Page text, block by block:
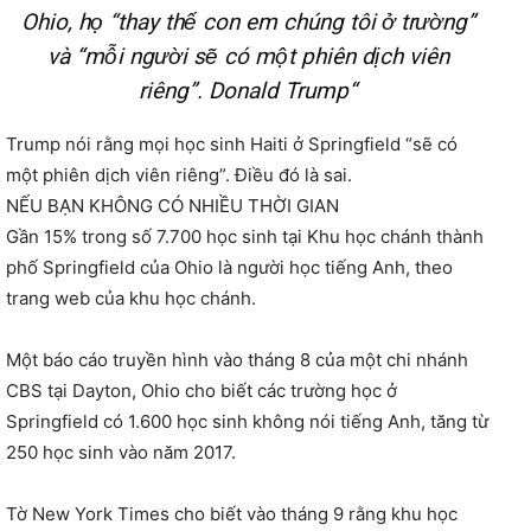
Ohio, họ “thay thế con em chúng tôi ở trường”
và “mỗi người sẽ có một phiên dịch viên
riêng”. Donald Trump“
Trump nói rằng mọi học sinh Haiti ở Springfield “sẽ có
một phiên dịch viên riêng”. Điều đó là sai.
NẾU BẠN KHÔNG CÓ NHIỀU THỜI GIAN
​Gần 15% trong số 7.700 học sinh tại Khu học chánh thành
phố Springfield của Ohio là người học tiếng Anh, theo
trang web của khu học chánh.
Một báo cáo truyền hình vào tháng 8 của một chi nhánh
CBS tại Dayton, Ohio cho biết các trường học ở
Springfield có 1.600 học sinh không nói tiếng Anh, tăng từ
250 học sinh vào năm 2017.
Tờ New York Times cho biết vào tháng 9 rằng khu học